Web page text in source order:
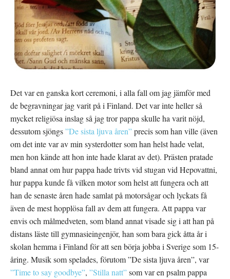
Det var en ganska kort ceremoni, i alla fall om jag jämför med
de begravningar jag varit på i Finland. Det var inte heller så
mycket religiösa inslag så jag tror pappa skulle ha varit nöjd,
dessutom sjöngs”De sista ljuva åren”precis som han ville (även
om det inte var av min systerdotter som han helst hade velat,
men hon kände att hon inte hade klarat av det). Prästen pratade
bland annat om hur pappa hade trivts vid stugan vid Hepovattni,
hur pappa kunde få vilken motor som helst att fungera och att
han de senaste åren hade samlat på motorsågar och lyckats få
även de mest hopplösa fall av dem att fungera. Att pappa var
envis och målmedveten, som bland annat visade sig i att han på
distans läste till gymnasieingenjör, han som bara gick åtta år i
skolan hemma i Finland för att sen börja jobba i Sverige som 15-
åring. Musik som spelades, förutom ”De sista ljuva åren”, var
”Time to say goodbye”, ”Stilla natt”som var en psalm pappa